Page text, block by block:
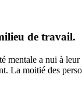
de travail.
a nui à
La moitié des